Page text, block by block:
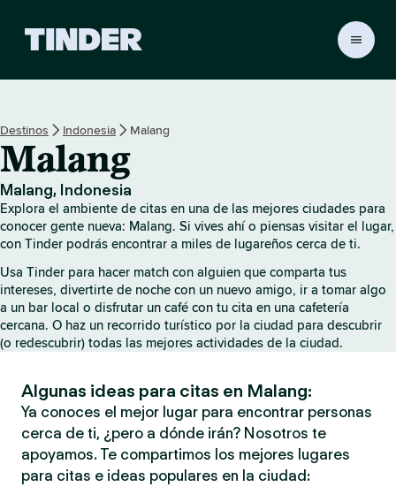
o
i
n
d
r
Destinos Indonesia Malang
Malang
Malang, Indonesia
Explora el ambiente de citas en una de las mejores ciudades para
conocer gente nueva: Malang. Si vives ahí o piensas visitar el lugar,
con Tinder podrás encontrar a miles de lugareños cerca de ti.
Usa Tinder para hacer match con alguien que comparta tus
intereses, divertirte de noche con un nuevo amigo, ir a tomar algo
a un bar local o disfrutar un café con tu cita en una cafetería
cercana. O haz un recorrido turístico por la ciudad para descubrir
(o redescubrir) todas las mejores actividades de la ciudad.
Algunas ideas para citas en Malang:
Ya conoces el mejor lugar para encontrar personas
cerca de ti, ¿pero a dónde irán? Nosotros te
apoyamos. Te compartimos los mejores lugares
para citas e ideas populares en la ciudad: